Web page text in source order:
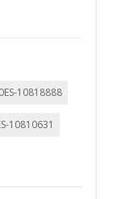
10818888
10810631